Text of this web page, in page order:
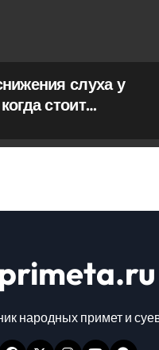
слуха у
стоит
народных примет и